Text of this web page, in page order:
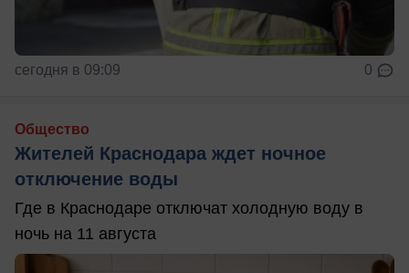
сегодня в 09:09 0
Общество
Жителей Краснодара ждет ночное
отключение воды
Где в Краснодаре отключат холодную воду в
ночь на 11 августа